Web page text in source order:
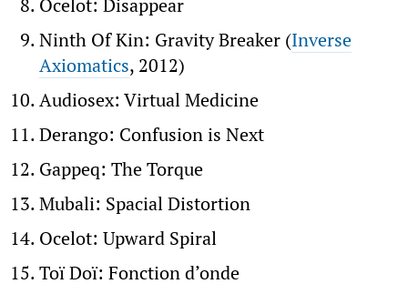
Ocelot: Disappear
Ninth Of Kin: Gravity Breaker (Inverse
Axiomatics, 2012)
Audiosex: Virtual Medicine
Derango: Confusion is Next
Gappeq: The Torque
Mubali: Spacial Distortion
Ocelot: Upward Spiral
Toï Doï: Fonction d’onde